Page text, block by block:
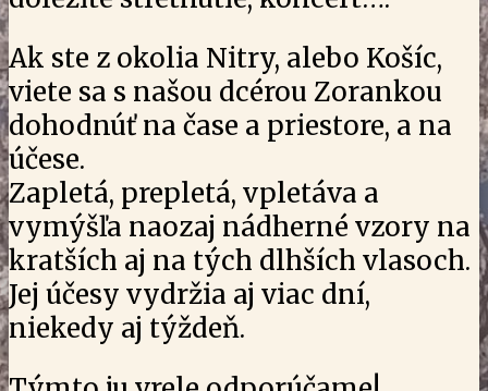
Ak ste z okolia Nitry, alebo Košíc,
viete sa s našou dcérou Zorankou
dohodnúť na čase a priestore, a na
účese.
Zapletá, prepletá, vpletáva a
vymýšľa naozaj nádherné vzory na
kratších aj na tých dlhších vlasoch.
Jej účesy vydržia aj viac dní,
niekedy aj týždeň.